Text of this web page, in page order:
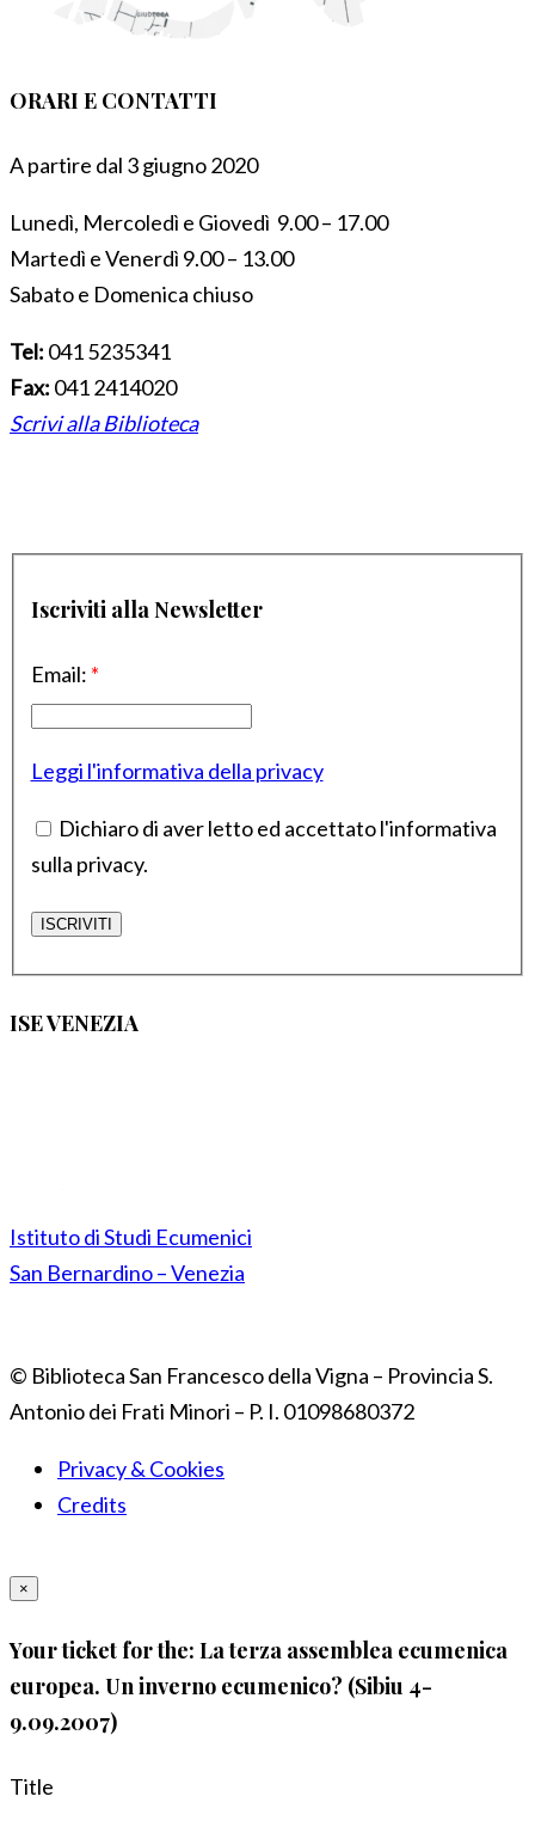
ORARI E CONTATTI
A partire dal 3 giugno 2020
Lunedì, Mercoledì e Giovedì 9.00 – 17.00
Martedì e Venerdì 9.00 – 13.00
Sabato e Domenica chiuso
Tel: 041 5235341
Fax: 041 2414020
Scrivi alla Biblioteca
Iscriviti alla Newsletter
Email: *
Leggi l'informativa della privacy
Dichiaro di aver letto ed accettato l'informativa
sulla privacy.
ISE VENEZIA
Istituto di Studi Ecumenici
San Bernardino – Venezia
© Biblioteca San Francesco della Vigna – Provincia S.
Antonio dei Frati Minori – P. I. 01098680372
Privacy & Cookies
Credits
×
Your ticket for the: La terza assemblea ecumenica
europea. Un inverno ecumenico? (Sibiu 4-
9.09.2007)
Title